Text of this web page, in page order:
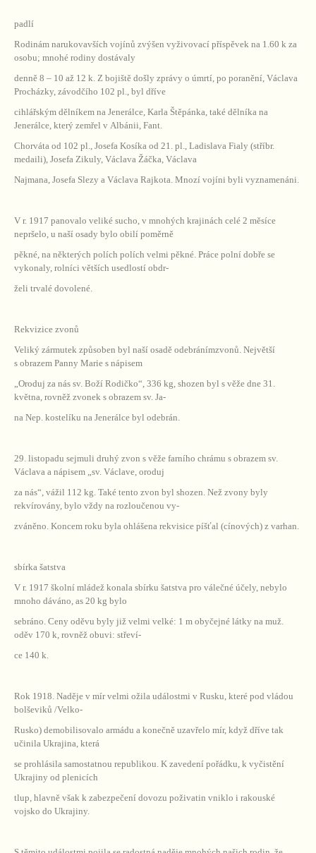
padlí
Rodinám narukovavších vojínů zvýšen vyživovací příspěvek na 1.60 k za
osobu; mnohé rodiny dostávaly
denně 8 – 10 až 12 k. Z bojiště došly zprávy o úmrtí, po poranění, Václava
Procházky, závodčího 102 pl., byl dříve
cihlářským dělníkem na Jenerálce, Karla Štěpánka, také dělníka na
Jenerálce, který zemřel v Albánii, Fant.
Chorváta od 102 pl., Josefa Kosíka od 21. pl., Ladislava Fialy (stříbr.
medaili), Josefa Zikuly, Václava Žáčka, Václava
Najmana, Josefa Slezy a Václava Rajkota. Mnozí vojíni byli vyznamenáni.
V r. 1917 panovalo veliké sucho, v mnohých krajinách celé 2 měsíce
nepršelo, u naší osady bylo obilí poměrně
pěkné, na některých polích polích velmi pěkné. Práce polní dobře se
vykonaly, rolníci větších usedlostí obdr-
želi trvalé dovolené.
Rekvizice zvonů
Veliký zármutek způsoben byl naší osadě odebránímzvonů. Největší
s obrazem Panny Marie s nápisem
„Oroduj za nás sv. Boží Rodičko“, 336 kg, shozen byl s věže dne 31.
května, rovněž zvonek s obrazem sv. Ja-
na Nep. kostelíku na Jenerálce byl odebrán.
29. listopadu sejmuli druhý zvon s věže farního chrámu s obrazem sv.
Václava a nápisem „sv. Václave, oroduj
za nás“, vážil 112 kg. Také tento zvon byl shozen. Než zvony byly
rekvírovány, bylo vždy na rozloučenou vy-
zváněno. Koncem roku byla ohlášena rekvisice píšťal (cínových) z varhan.
sbírka šatstva
V r. 1917 školní mládež konala sbírku šatstva pro válečné účely, nebylo
mnoho dáváno, as 20 kg bylo
sebráno. Ceny oděvu byly již velmi velké: 1 m obyčejné látky na muž.
oděv 170 k, rovněž obuvi: střeví-
ce 140 k.
Rok 1918. Naděje v mír velmi ožila událostmi v Rusku, které pod vládou
bolševiků /Velko-
Rusko) demobilisovalo armádu a konečně uzavřelo mír, když dříve tak
učinila Ukrajina, která
se prohlásila samostatnou republikou. K zavedení pořádku, k vyčistění
Ukrajiny od plenicích
tlup, hlavně však k zabezpečení dovozu poživatin vniklo i rakouské
vojsko do Ukrajiny.